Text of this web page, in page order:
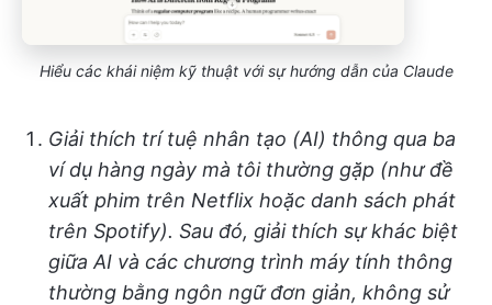
Hiểu các khái niệm kỹ thuật với sự hướng dẫn của Claude
Giải thích trí tuệ nhân tạo (AI) thông qua ba
ví dụ hàng ngày mà tôi thường gặp (như đề
xuất phim trên Netflix hoặc danh sách phát
trên Spotify). Sau đó, giải thích sự khác biệt
giữa AI và các chương trình máy tính thông
thường bằng ngôn ngữ đơn giản, không sử